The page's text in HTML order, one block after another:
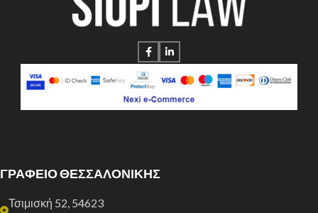
ΓΡΑΦΕΙΟ ΘΕΣΣΑΛΟΝΙΚΗΣ
Τσιμισκή 52, 54623